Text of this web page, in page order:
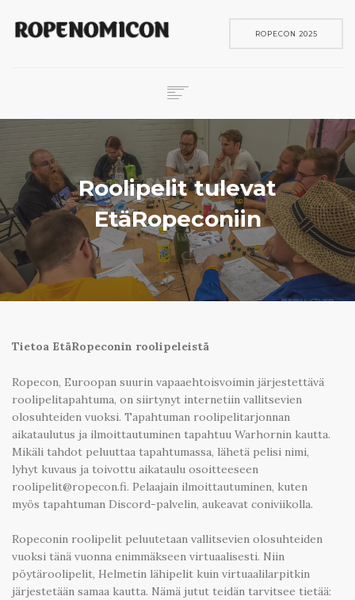
ROPECON 2025
ROPECON
SKENE
PELIT
IN ENGLISH
Roolipelit tulevat
EtäRopeconiin
Tietoa EtäRopeconin roolipeleistä
Ropecon, Euroopan suurin vapaaehtoisvoimin järjestettävä
roolipelitapahtuma, on siirtynyt internetiin vallitsevien
olosuhteiden vuoksi. Tapahtuman roolipelitarjonnan
aikataulutus ja ilmoittautuminen tapahtuu Warhornin kautta.
Mikäli tahdot peluuttaa tapahtumassa, lähetä pelisi nimi,
lyhyt kuvaus ja toivottu aikataulu osoitteeseen
roolipelit@ropecon.fi. Pelaajain ilmoittautuminen, kuten
myös tapahtuman Discord-palvelin, aukeavat coniviikolla.
Ropeconin roolipelit peluutetaan vallitsevien olosuhteiden
vuoksi tänä vuonna enimmäkseen virtuaalisesti. Niin
pöytäroolipelit, Helmetin lähipelit kuin virtuaalilarpitkin
järjestetään samaa kautta. Nämä jutut teidän tarvitsee tietää: